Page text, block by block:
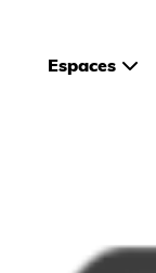
Espaces